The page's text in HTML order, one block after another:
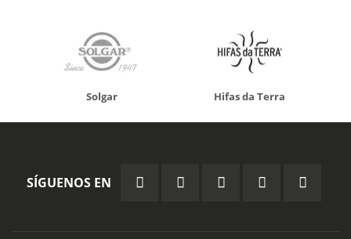
Solgar Hifas da Terra
SÍGUENOS EN